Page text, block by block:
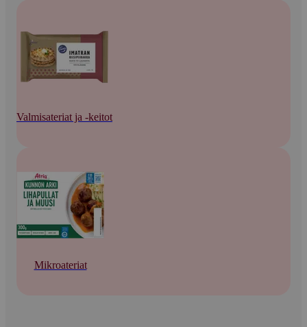
Valmisateriat ja -keitot
Mikroateriat